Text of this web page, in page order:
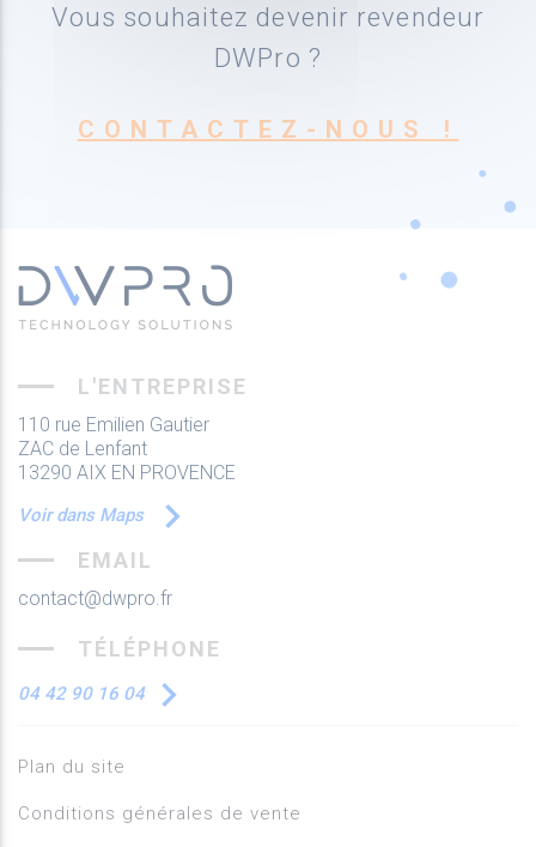
Vous souhaitez devenir revendeur
DWPro ?
CONTACTEZ-NOUS !
L'ENTREPRISE
110 rue Emilien Gautier
ZAC de Lenfant
13290 AIX EN PROVENCE
Voir dans Maps
EMAIL
contact@dwpro.fr
TÉLÉPHONE
04 42 90 16 04
Plan du site
Conditions générales de vente